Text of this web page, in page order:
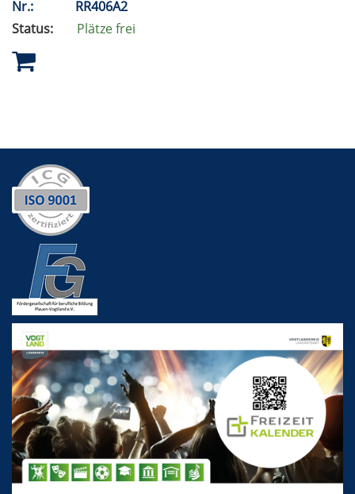
Nr.:
RR406A2
Status:
Plätze frei